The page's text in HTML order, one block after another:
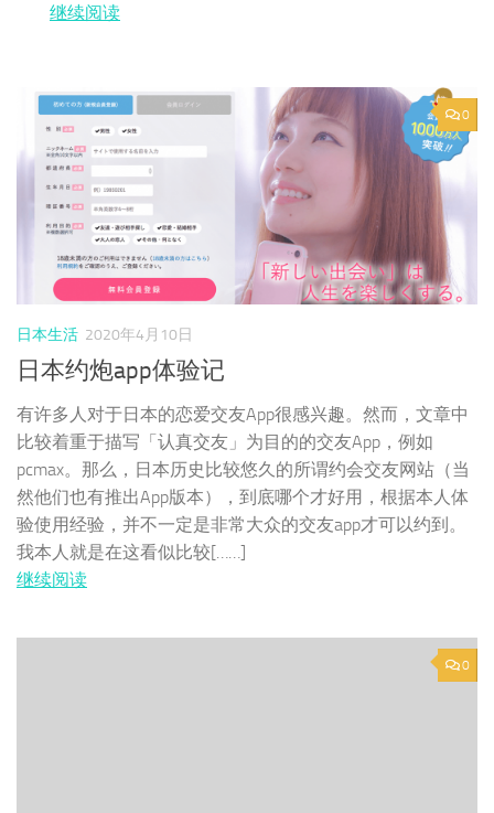
继续阅读
0
日本生活 2020年4月10日
日本约炮app体验记
有许多人对于日本的恋爱交友App很感兴趣。然而，文章中
比较着重于描写「认真交友」为目的的交友App，例如
pcmax。那么，日本历史比较悠久的所谓约会交友网站（当
然他们也有推出App版本），到底哪个才好用，根据本人体
验使用经验，并不一定是非常大众的交友app才可以约到。
我本人就是在这看似比较[……]
继续阅读
0